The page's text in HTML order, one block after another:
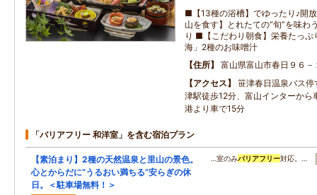
■【13種の浴槽】でゆったり♪開
山を食す】とれたての“旬”を味わ
り ■【こだわり朝食】栄養たっぷ
海」2種のお味噌汁
住所
富山県富山市春日９６－
アクセス
笹津春日温泉バス
津駅徒歩12分、富山インターから
港より車で15分
「バリアフリー 和洋室」を含む宿泊プラン
【素泊まり】2種の天然温泉と里山の景色。
心とからだに“うるおい満ちる”安らぎの休
日。＜駐車場無料！＞
…室のみバリアフリー対応。…